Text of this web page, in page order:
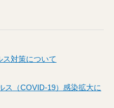
ス対策について
（COVID-19）感染拡大に